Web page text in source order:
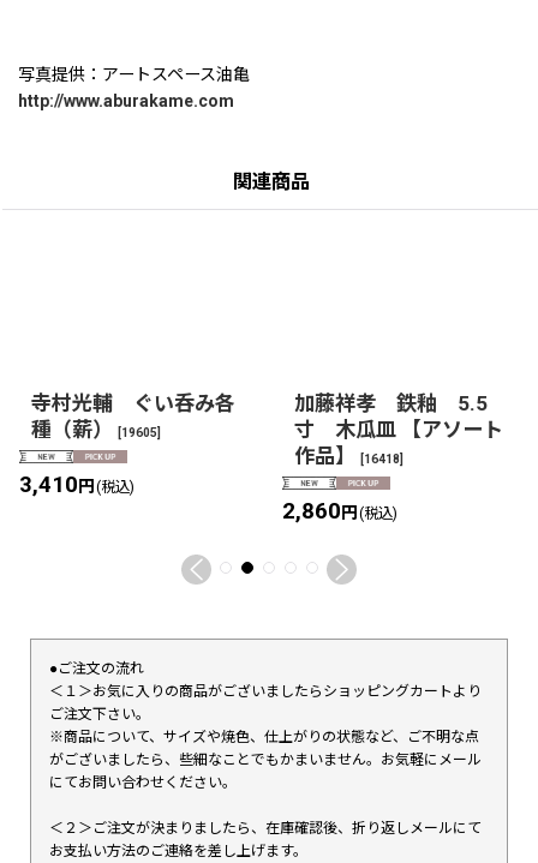
写真提供：アートスペース油亀
http://www.aburakame.com
関連商品
寺村光輔 ぐい呑み各
種（薪）
[19605]
3,410円 (税込)
加藤祥孝 鉄釉 5.5
寸 木瓜皿 【アソート
作品】
[16418]
2,860円 (税込)
●ご注文の流れ
＜１＞お気に入りの商品がございましたらショッピングカートより
ご注文下さい。
※商品について、サイズや焼色、仕上がりの状態など、ご不明な点
がございましたら、些細なことでもかまいません。お気軽にメール
にてお問い合わせください。
＜２＞ご注文が決まりましたら、在庫確認後、折り返しメールにて
お支払い方法のご連絡を差し上げます。